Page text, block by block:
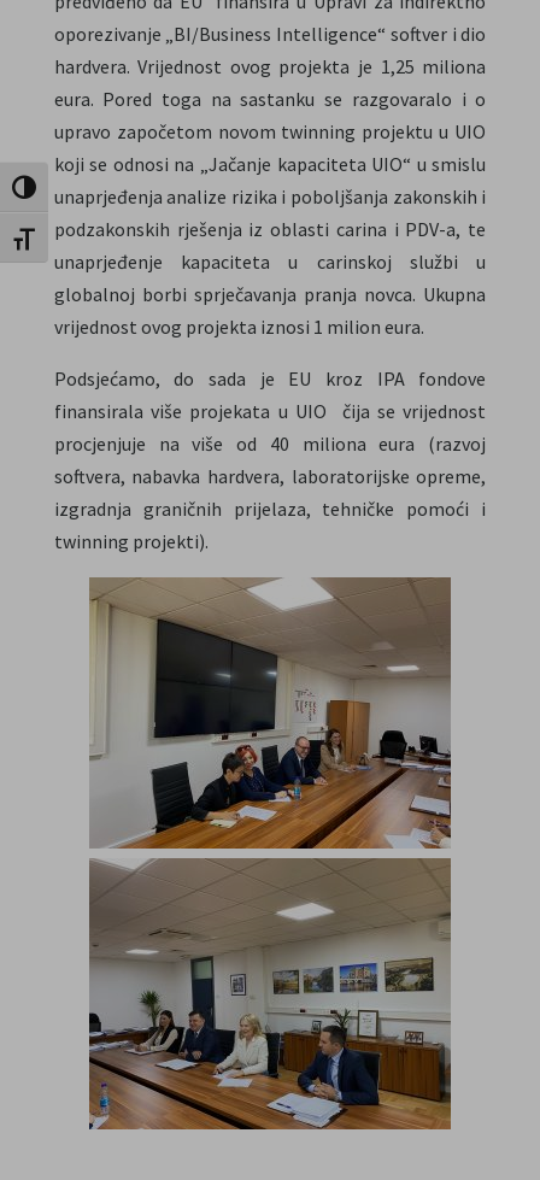
Toggle High Contrast
Toggle Font size
oporezivanje „BI/Business Intelligence“ softver i dio
hardvera. Vrijednost ovog projekta je 1,25 miliona
eura. Pored toga na sastanku se razgovaralo i o
upravo započetom novom twinning projektu u UIO
koji se odnosi na „Jačanje kapaciteta UIO“ u smislu
unaprjeđenja analize rizika i poboljšanja zakonskih i
podzakonskih rješenja iz oblasti carina i PDV-a, te
unaprjeđenje kapaciteta u carinskoj službi u
globalnoj borbi sprječavanja pranja novca. Ukupna
vrijednost ovog projekta iznosi 1 milion eura.
Podsjećamo, do sada je EU kroz IPA fondove
finansirala više projekata u UIO čija se vrijednost
procjenjuje na više od 40 miliona eura (razvoj
softvera, nabavka hardvera, laboratorijske opreme,
izgradnja graničnih prijelaza, tehničke pomoći i
twinning projekti).